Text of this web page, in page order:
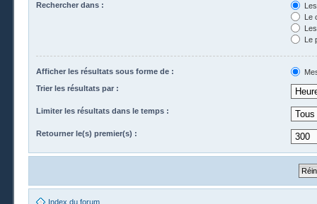
Rechercher dans :
Le
Le
Afficher les résultats sous forme de :
Trier les résultats par :
Limiter les résultats dans le temps :
Retourner le(s) premier(s) :
Index du forum